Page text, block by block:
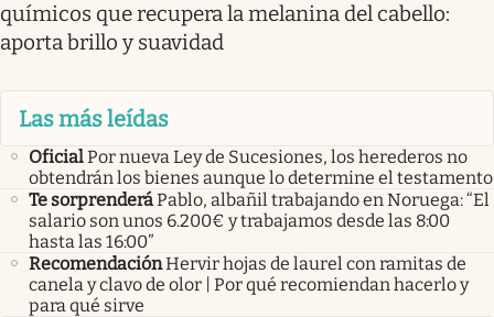
químicos que recupera la melanina del cabello:
aporta brillo y suavidad
Las más leídas
OficialPor nueva Ley de Sucesiones, los herederos no
obtendrán los bienes aunque lo determine el testamento
Te sorprenderáPablo, albañil trabajando en Noruega: “El
salario son unos 6.200€ y trabajamos desde las 8:00
hasta las 16:00”
RecomendaciónHervir hojas de laurel con ramitas de
canela y clavo de olor | Por qué recomiendan hacerlo y
para qué sirve